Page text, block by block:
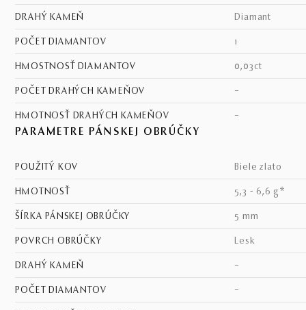
DRAHÝ KAMEŇ diamant
POČET DIAMANTOV 1
HMOSTNOSŤ DIAMANTOV 0,03ct
POČET DRAHÝCH KAMEŇOV –
HMOTNOSŤ DRAHÝCH KAMEŇOV –
PARAMETRE PÁNSKEJ OBRÚČKY
POUŽITÝ KOV biele zlato
HMOTNOSŤ 5,3 - 6,6 g*
ŠÍRKA PÁNSKEJ OBRÚČKY 5 mm
POVRCH OBRÚČKY lesk
DRAHÝ KAMEŇ –
POČET DIAMANTOV –